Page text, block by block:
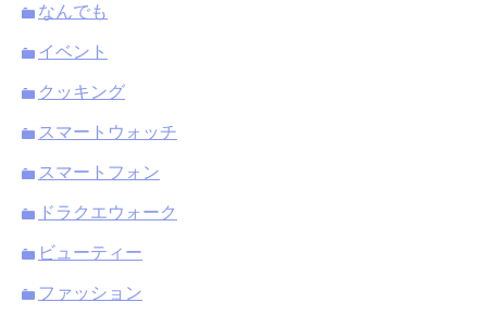
なんでも
イベント
クッキング
スマートウォッチ
スマートフォン
ドラクエウォーク
ビューティー
ファッション